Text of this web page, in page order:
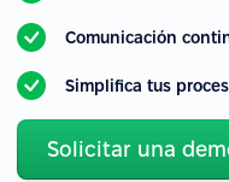
Comunicación
Simplifica tus
Solicitar una